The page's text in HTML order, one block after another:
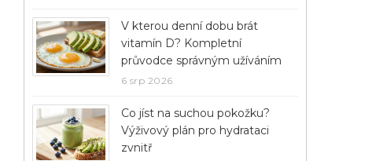
V kterou denní dobu brát
vitamín D? Kompletní
průvodce správným užíváním
6 srp 2026
Co jíst na suchou pokožku?
Výživový plán pro hydrataci
zvnitř